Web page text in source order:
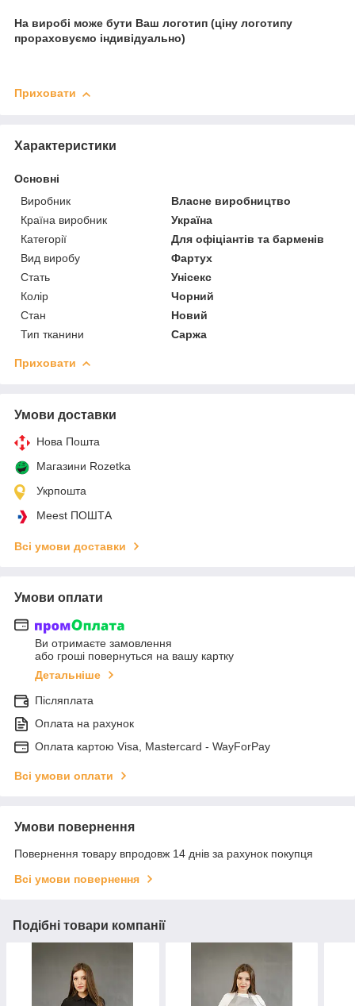
На виробі може бути Ваш логотип (ціну логотипу
прораховуємо індивідуально)
Приховати
Характеристики
Основні
Виробник
Власне виробництво
Країна виробник
Україна
Категорії
Для офіціантів та барменів
Вид виробу
Фартух
Стать
Унісекс
Колір
Чорний
Стан
Новий
Тип тканини
Саржа
Приховати
Умови доставки
Нова Пошта
Магазини Rozetka
Укрпошта
Meest ПОШТА
Всі умови доставки
Умови оплати
Ви отримаєте замовлення
або гроші повернуться на вашу картку
Детальніше
Післяплата
Оплата на рахунок
Оплата картою Visa, Mastercard - WayForPay
Всі умови оплати
Умови повернення
Повернення товару впродовж 14 днів за рахунок покупця
Всі умови повернення
Подібні товари компанії